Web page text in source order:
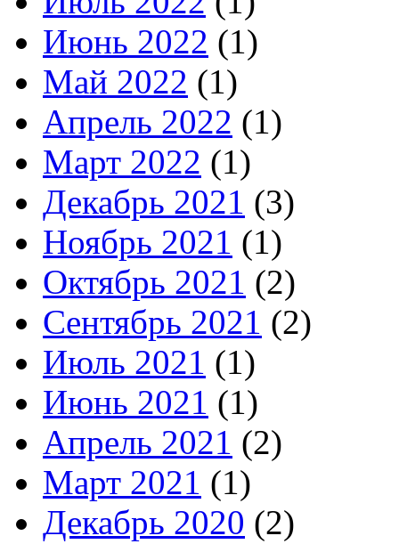
Июнь 2022 (1)
Май 2022 (1)
Апрель 2022 (1)
Март 2022 (1)
Декабрь 2021 (3)
Ноябрь 2021 (1)
Октябрь 2021 (2)
Сентябрь 2021 (2)
Июль 2021 (1)
Июнь 2021 (1)
Апрель 2021 (2)
Март 2021 (1)
Декабрь 2020 (2)